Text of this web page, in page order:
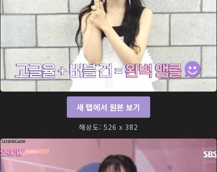
새 탭에서 원본 보기
해상도: 526 x 382